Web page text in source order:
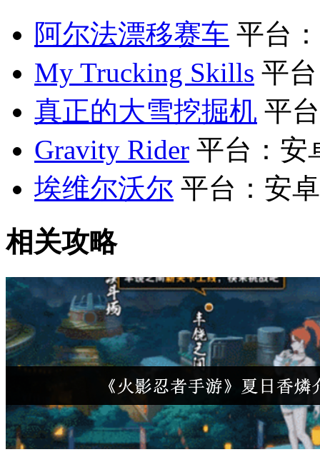
阿尔法漂移赛车 平台
My Trucking Skills 平
真正的大雪挖掘机 平
Gravity Rider 平台：安
埃维尔沃尔 平台：安卓
相关攻略